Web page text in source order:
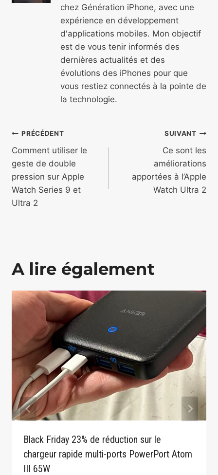
chez Génération iPhone, avec une
expérience en développement
d'applications mobiles. Mon objectif
est de vous tenir informés des
dernières actualités et des
évolutions des iPhones pour que
vous restiez connectés à la pointe de
la technologie.
Navigation
de
l’article
PRÉCÉDENT
Comment utiliser le
geste de double
pression sur Apple
Watch Series 9 et
Ultra 2
SUIVANT
Ce sont les
améliorations
apportées à l’Apple
Watch Ultra 2
A lire également
Black Friday 23% de réduction sur le
chargeur rapide multi-ports PowerPort Atom
III 65W